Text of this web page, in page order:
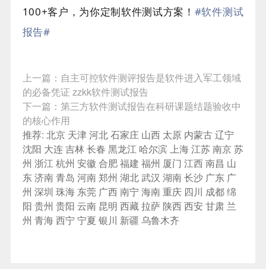
100+客户，为你定制软件测试方案！ #软件测试
报告#
上一篇： 自主可控软件测评报告是软件进入军工领域
的必备凭证 zzkk软件测试报告
下一篇： 第三方软件测试报告在科研课题结题验收中
的核心作用
推荐: 北京 天津河北石家庄 山西 太原 内蒙古辽宁
沈阳 大连吉林长春 黑龙江 哈尔滨上海江苏南京苏
州 浙江杭州 安徽 合肥福建 福州 厦门 江西南昌 山
东济南青岛 河南郑州 湖北武汉 湖南长沙 广东 广
州 深圳 珠海 东莞 广西南宁 海南重庆 四川 成都绵
阳 贵州 贵阳 云南 昆明 西藏拉萨 陕西西安 甘肃 兰
州 青海西宁 宁夏 银川 新疆 乌鲁木齐